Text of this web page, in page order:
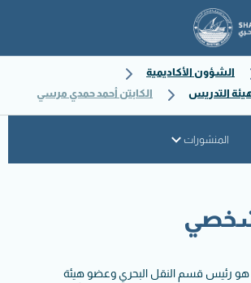
الشؤون الأكاديمية
التدريس
الكابتن أحمد حمدي مرسي
المنشورات
هو رئيس قسم النقل البحري وعضو هيئة